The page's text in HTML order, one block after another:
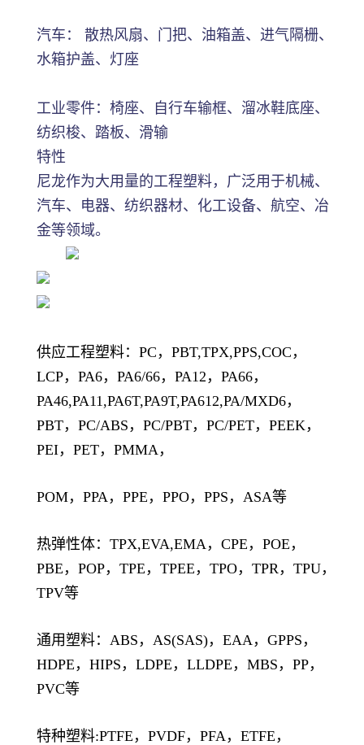
汽车： 散热风扇、门把、油箱盖、进气隔栅、
水箱护盖、灯座
工业零件：椅座、自行车输框、溜冰鞋底座、
纺织梭、踏板、滑输
特性
尼龙作为大用量的工程塑料，广泛用于机械、
汽车、电器、纺织器材、化工设备、航空、冶
金等领域。
供应工程塑料：PC，PBT,TPX,PPS,COC，
LCP，PA6，PA6/66，PA12，PA66，
PA46,PA11,PA6T,PA9T,PA612,PA/MXD6，
PBT，PC/ABS，PC/PBT，PC/PET，PEEK，
PEI，PET，PMMA，
POM，PPA，PPE，PPO，PPS，ASA等
热弹性体：TPX,EVA,EMA，CPE，POE，
PBE，POP，TPE，TPEE，TPO，TPR，TPU，
TPV等
通用塑料：ABS，AS(SAS)，EAA，GPPS，
HDPE，HIPS，LDPE，LLDPE，MBS，PP，
PVC等
特种塑料:PTFE，PVDF，PFA，ETFE，